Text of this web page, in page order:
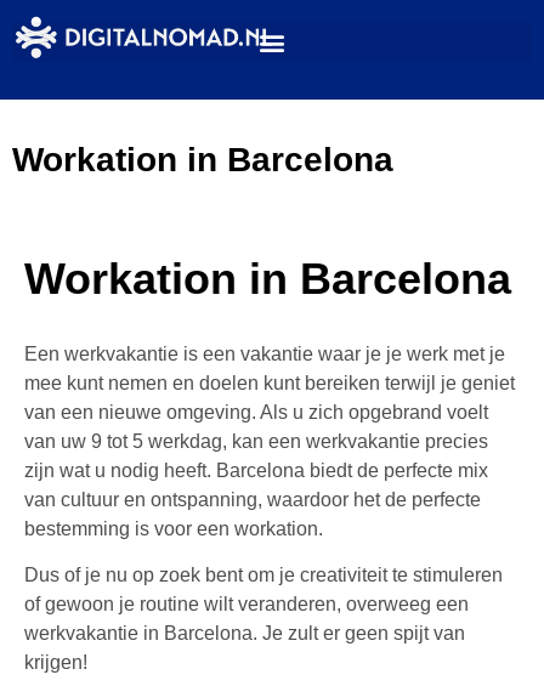
Workation in Barcelona
Workation in Barcelona
Een werkvakantie is een vakantie waar je je werk met je
mee kunt nemen en doelen kunt bereiken terwijl je geniet
van een nieuwe omgeving. Als u zich opgebrand voelt
van uw 9 tot 5 werkdag, kan een werkvakantie precies
zijn wat u nodig heeft. Barcelona biedt de perfecte mix
van cultuur en ontspanning, waardoor het de perfecte
bestemming is voor een workation.
Dus of je nu op zoek bent om je creativiteit te stimuleren
of gewoon je routine wilt veranderen, overweeg een
werkvakantie in Barcelona. Je zult er geen spijt van
krijgen!